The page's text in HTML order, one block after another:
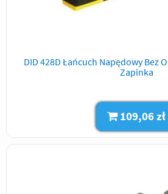
DID 428D Łańcuch Napędowy Bez
Zapinka
109,06 zł